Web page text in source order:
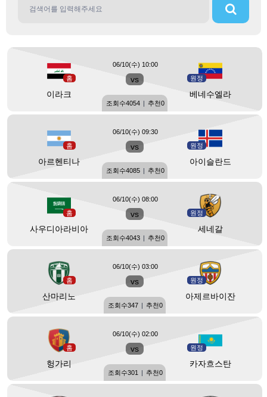
홈
이라크
vs 원정
베네수엘라
06/10(수) 10:00
조회수4054 | 추천0
홈
아르헨티나
vs 원정
아이슬란드
06/10(수) 09:30
조회수4085 | 추천0
홈
사우디아라비아
vs 원정
세네갈
06/10(수) 08:00
조회수4043 | 추천0
홈
산마리노
vs 원정
아제르바이잔
06/10(수) 03:00
조회수347 | 추천0
홈
헝가리
vs 원정
카자흐스탄
06/10(수) 02:00
조회수301 | 추천0